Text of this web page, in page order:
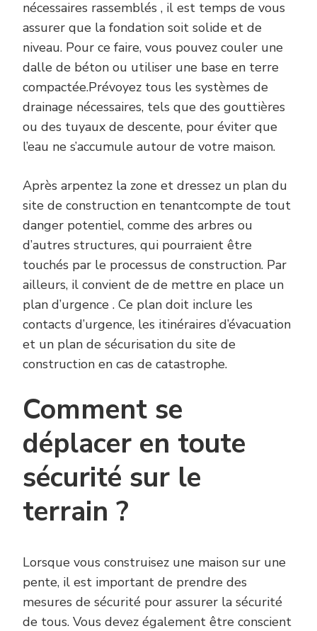
nécessaires rassemblés , il est temps de vous
assurer que la fondation soit solide et de
niveau. Pour ce faire, vous pouvez couler une
dalle de béton ou utiliser une base en terre
compactée.Prévoyez tous les systèmes de
drainage nécessaires, tels que des gouttières
ou des tuyaux de descente, pour éviter que
l’eau ne s’accumule autour de votre maison.
Après arpentez la zone et dressez un plan du
site de construction en tenantcompte de tout
danger potentiel, comme des arbres ou
d’autres structures, qui pourraient être
touchés par le processus de construction. Par
ailleurs, il convient de de mettre en place un
plan d’urgence . Ce plan doit inclure les
contacts d’urgence, les itinéraires d’évacuation
et un plan de sécurisation du site de
construction en cas de catastrophe.
Comment se
déplacer en toute
sécurité sur le
terrain ?
Lorsque vous construisez une maison sur une
pente, il est important de prendre des
mesures de sécurité pour assurer la sécurité
de tous. Vous devez également être conscient